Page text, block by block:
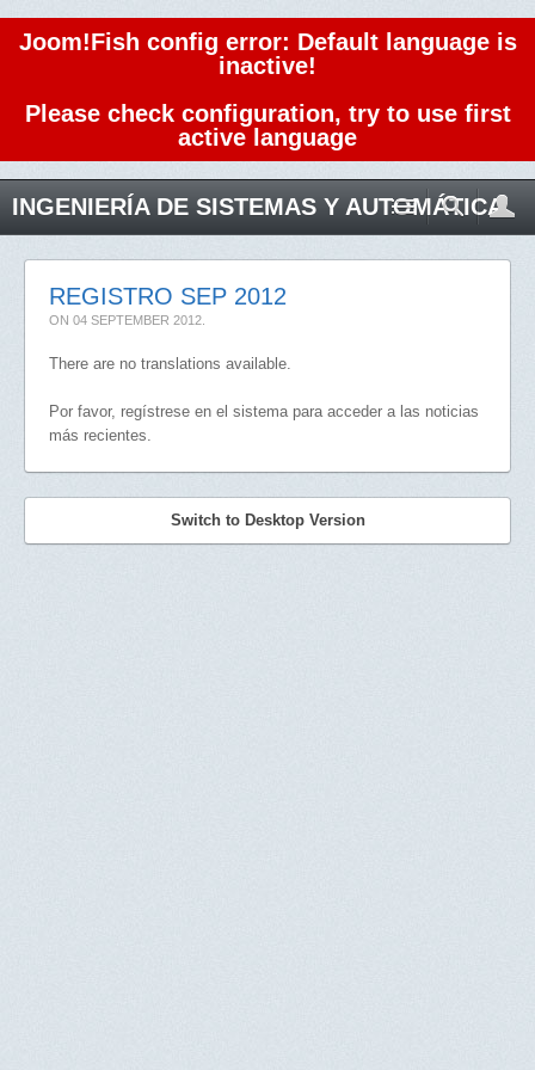
Joom!Fish config error: Default language is
inactive!
Please check configuration, try to use first
active language
INGENIERÍA DE SISTEMAS Y AUTOMÁTICA
REGISTRO SEP 2012
ON 04 SEPTEMBER 2012
There are no translations available.
Por favor, regístrese en el sistema para acceder a las noticias
más recientes.
Switch to Desktop Version